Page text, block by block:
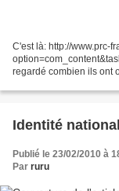
C'est là: http://www.prc-
regardé combien ils ont
Identité
Publié le 23/02/2010 à
Par ruru